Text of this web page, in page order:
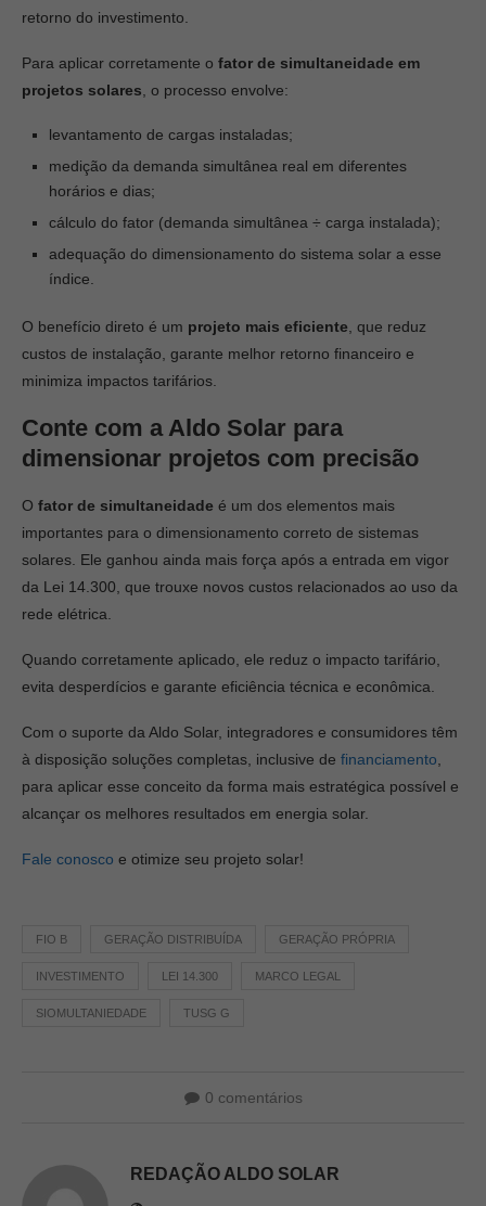
retorno do investimento.
Para aplicar corretamente o fator de simultaneidade em
projetos solares , o processo envolve:
levantamento de cargas instaladas;
medição da demanda simultânea real em diferentes
horários e dias;
cálculo do fator (demanda simultânea ÷ carga instalada);
adequação do dimensionamento do sistema solar a esse
índice.
O benefício direto é um projeto mais eficiente , que reduz
custos de instalação, garante melhor retorno financeiro e
minimiza impactos tarifários.
Conte com a Aldo Solar para
dimensionar projetos com precisão
O fator de simultaneidade é um dos elementos mais
importantes para o dimensionamento correto de sistemas
solares. Ele ganhou ainda mais força após a entrada em vigor
da Lei 14.300, que trouxe novos custos relacionados ao uso da
rede elétrica.
Quando corretamente aplicado, ele reduz o impacto tarifário,
evita desperdícios e garante eficiência técnica e econômica.
Com o suporte da Aldo Solar, integradores e consumidores têm
à disposição soluções completas, inclusive de financiamento
para aplicar esse conceito da forma mais estratégica possível e
alcançar os melhores resultados em energia solar.
Fale conosco e otimize seu projeto solar!
FIO B GERAÇÃO DISTRIBUÍDA GERAÇÃO PRÓPRIA
INVESTIMENTO LEI 14.300 MARCO LEGAL
SIOMULTANIEDADE TUSG G
0 comentários
REDAÇÃO ALDO SOLAR